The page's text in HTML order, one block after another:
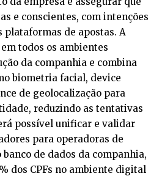
e conscientes, com intenções
plataformas de apostas. A
todos os ambientes
da companhia e combina
biometria facial, device
de geolocalização para
reduzindo as tentativas
possível unificar e validar
para operadoras de
de dados da companhia,
dos CPFs no ambiente digital